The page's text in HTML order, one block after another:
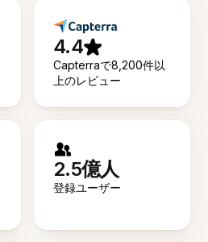
4.4
Capterraで8,200件以
上のレビュー
2.5億人
登録ユーザー